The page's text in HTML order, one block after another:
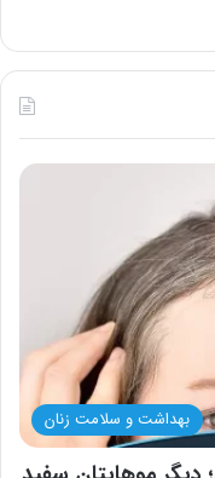
بهداشت و سلامت زنان